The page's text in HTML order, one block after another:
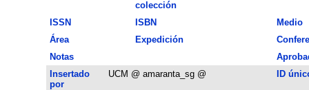
colección
ISSN ISBN
Medio
Área
Expedición
Notas
Insertado
por
UCM @ amaranta_sg @ ID